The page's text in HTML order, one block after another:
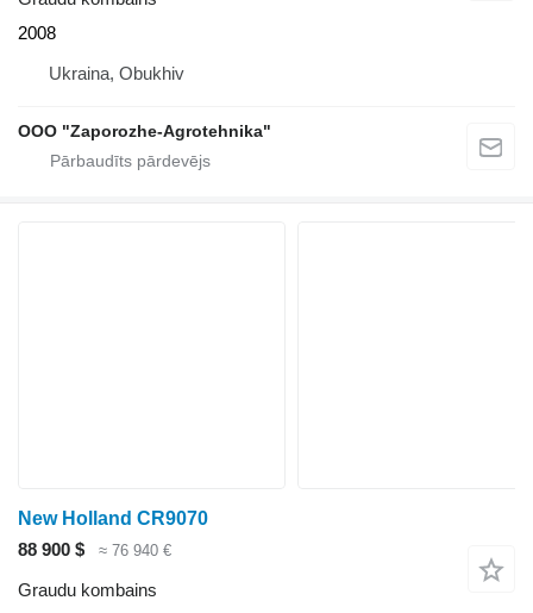
2008
Ukraina, Obukhiv
OOO "Zaporozhe-Agrotehnika"
New Holland CR9070
88 900 $
≈ 76 940 €
Graudu kombains